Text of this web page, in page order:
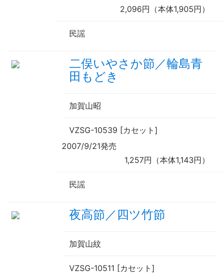
2,096円（本体1,905円）
民謡
二俣いやさか節／輪島青
田もどき
加賀山昭
VZSG-10539 [カセット]
2007/9/21発売
1,257円（本体1,143円）
民謡
夜高節／四ツ竹節
加賀山紋
VZSG-10511 [カセット]